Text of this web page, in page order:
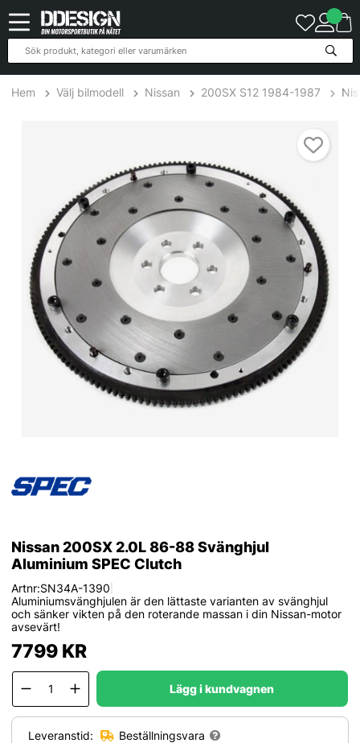
Hem Välj bilmodell Nissan 200SX S12 1984-1987
Nissan 200SX 2.0L 86-88 Svänghjul
Aluminium SPEC Clutch
Artnr:SN34A-1390
Aluminiumsvänghjulen är den lättaste varianten av svänghjul
och sänker vikten på den roterande massan i din Nissan-motor
avsevärt!
7799KR
Lägg i kundvagnen
Leveranstid: Beställningsvara